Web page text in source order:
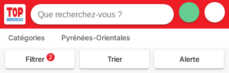
Catégories Pyrénées-Orientales
Filtrer 2 Trier Alerte